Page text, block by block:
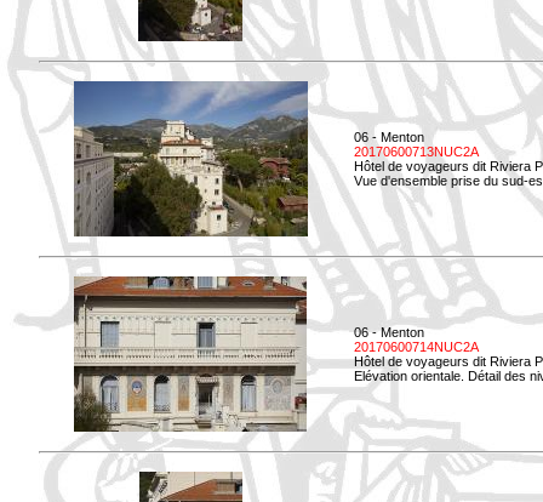
06 - Menton
20170600713NUC2A
Hôtel de voyageurs dit Riviera
Vue d'ensemble prise du sud-
06 - Menton
20170600714NUC2A
Hôtel de voyageurs dit Riviera
Elévation orientale. Détail des